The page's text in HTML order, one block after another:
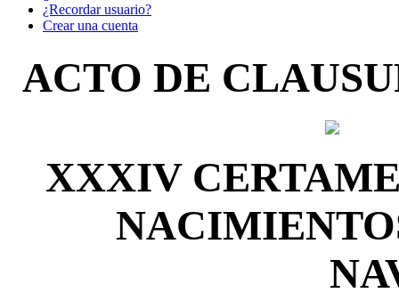
¿Recordar usuario?
Crear una cuenta
ACTO DE
XXXIV